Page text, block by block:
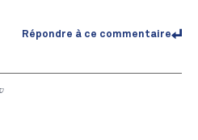
Répondre à ce commentaire